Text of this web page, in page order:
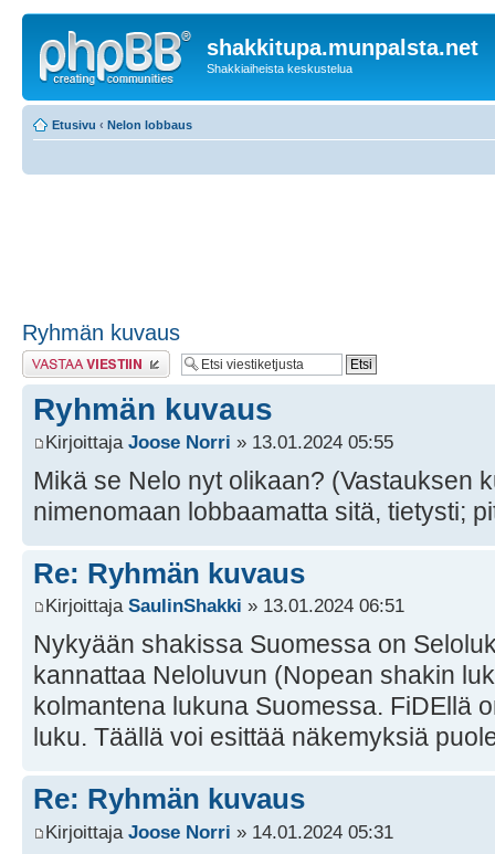
shakkitupa.munpalsta.net
Shakkiaiheista keskustelua
Etusivu ‹ Nelon lobbaus
Ryhmän kuvaus
Lähetä vastaus
Ryhmän kuvaus
Kirjoittaja Joose Norri » 13.01.2024 05:55
Mikä se Nelo nyt olikaan? (Vastauksen
nimenomaan lobbaamatta sitä, tietysti;
Re: Ryhmän kuvaus
Kirjoittaja SaulinShakki » 13.01.2024 06:51
Nykyään shakissa Suomessa on
kannattaa Neloluvun (Nopean shakin
kolmantena lukuna Suomessa. FiDEllä
luku. Täällä voi esittää näkemyksiä
Re: Ryhmän kuvaus
Kirjoittaja Joose Norri » 14.01.2024 05:31